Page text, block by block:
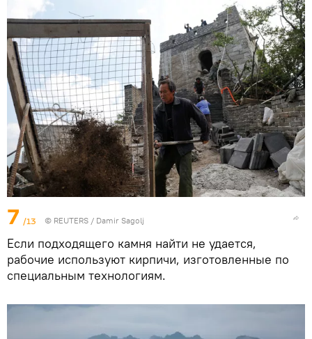
7 /13 © REUTERS / Damir Sagolj
Если подходящего камня найти не удается,
рабочие используют кирпичи, изготовленные по
специальным технологиям.